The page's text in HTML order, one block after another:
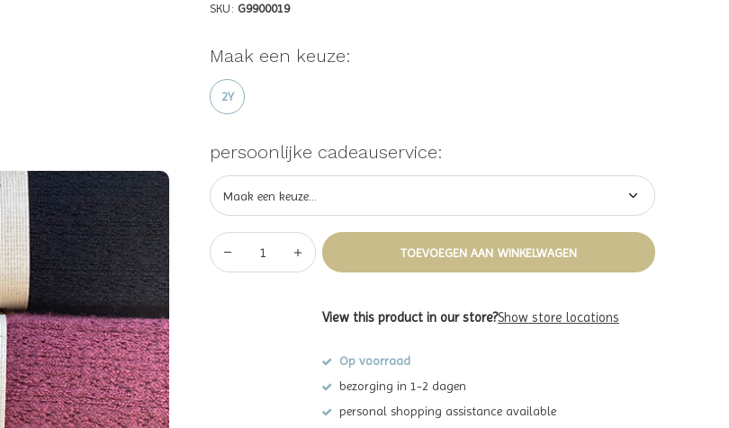
SKU: G9900019
Maak een keuze:
2Y
persoonlijke cadeauservice:
TOEVOEGEN AAN WINKELWAGEN
View this product in our store?Show store locations
Op voorraad
bezorging in 1-2 dagen
personal shopping assistance available